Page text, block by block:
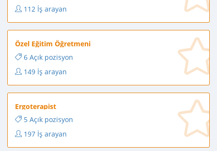
112 İş arayan
Özel Eğitim Öğretmeni
6 Açık pozisyon
149 İş arayan
Ergoterapist
5 Açık pozisyon
197 İş arayan